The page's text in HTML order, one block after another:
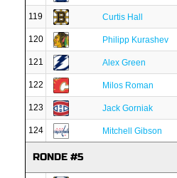
119 Curtis Hall
120 Philipp Kurashev
121 Alex Green
122 Milos Roman
123 Jack Gorniak
124 Mitchell Gibson
RONDE #5